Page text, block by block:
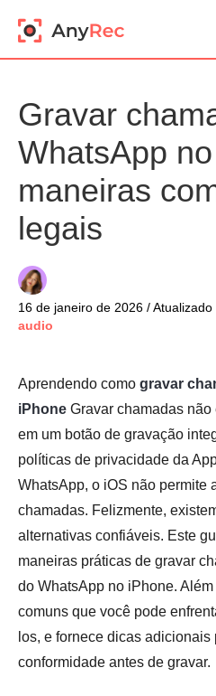
Gravar
WhatsApp
maneiras
legais
16 de janeiro de 2026 / Atualizado
audio
Aprendendo como gravar
iPhone Gravar chamadas
em um botão de gravação
políticas de privacidade da
WhatsApp, o iOS não permite
chamadas. Felizmente,
alternativas confiáveis. Este
maneiras práticas de gravar
do WhatsApp no iPhone.
comuns que você pode
los, e fornece dicas adicionais
conformidade antes de gravar.